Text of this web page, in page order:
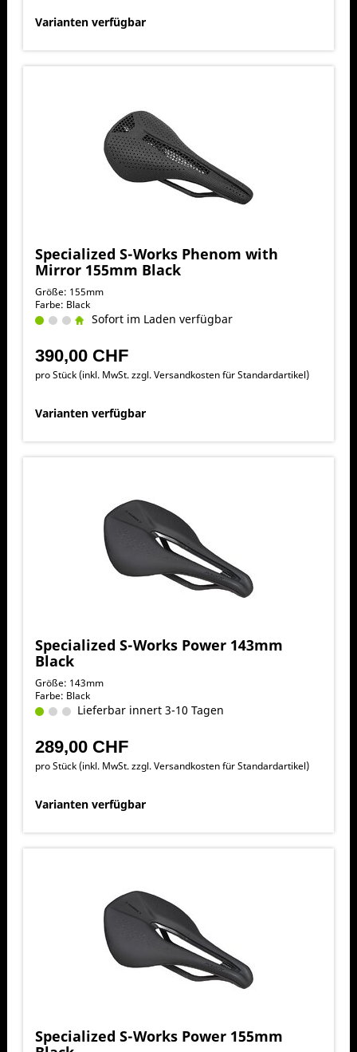
Varianten verfügbar
Specialized S-Works Phenom with
Mirror 155mm Black
Größe: 155mm
Farbe: Black
Sofort im Laden verfügbar
390,00 CHF
pro Stück (inkl. MwSt. zzgl.Versandkosten für Standardartikel)
Varianten verfügbar
Specialized S-Works Power 143mm
Black
Größe: 143mm
Farbe: Black
Lieferbar innert 3-10 Tagen
289,00 CHF
pro Stück (inkl. MwSt. zzgl.Versandkosten für Standardartikel)
Varianten verfügbar
Specialized S-Works Power 155mm